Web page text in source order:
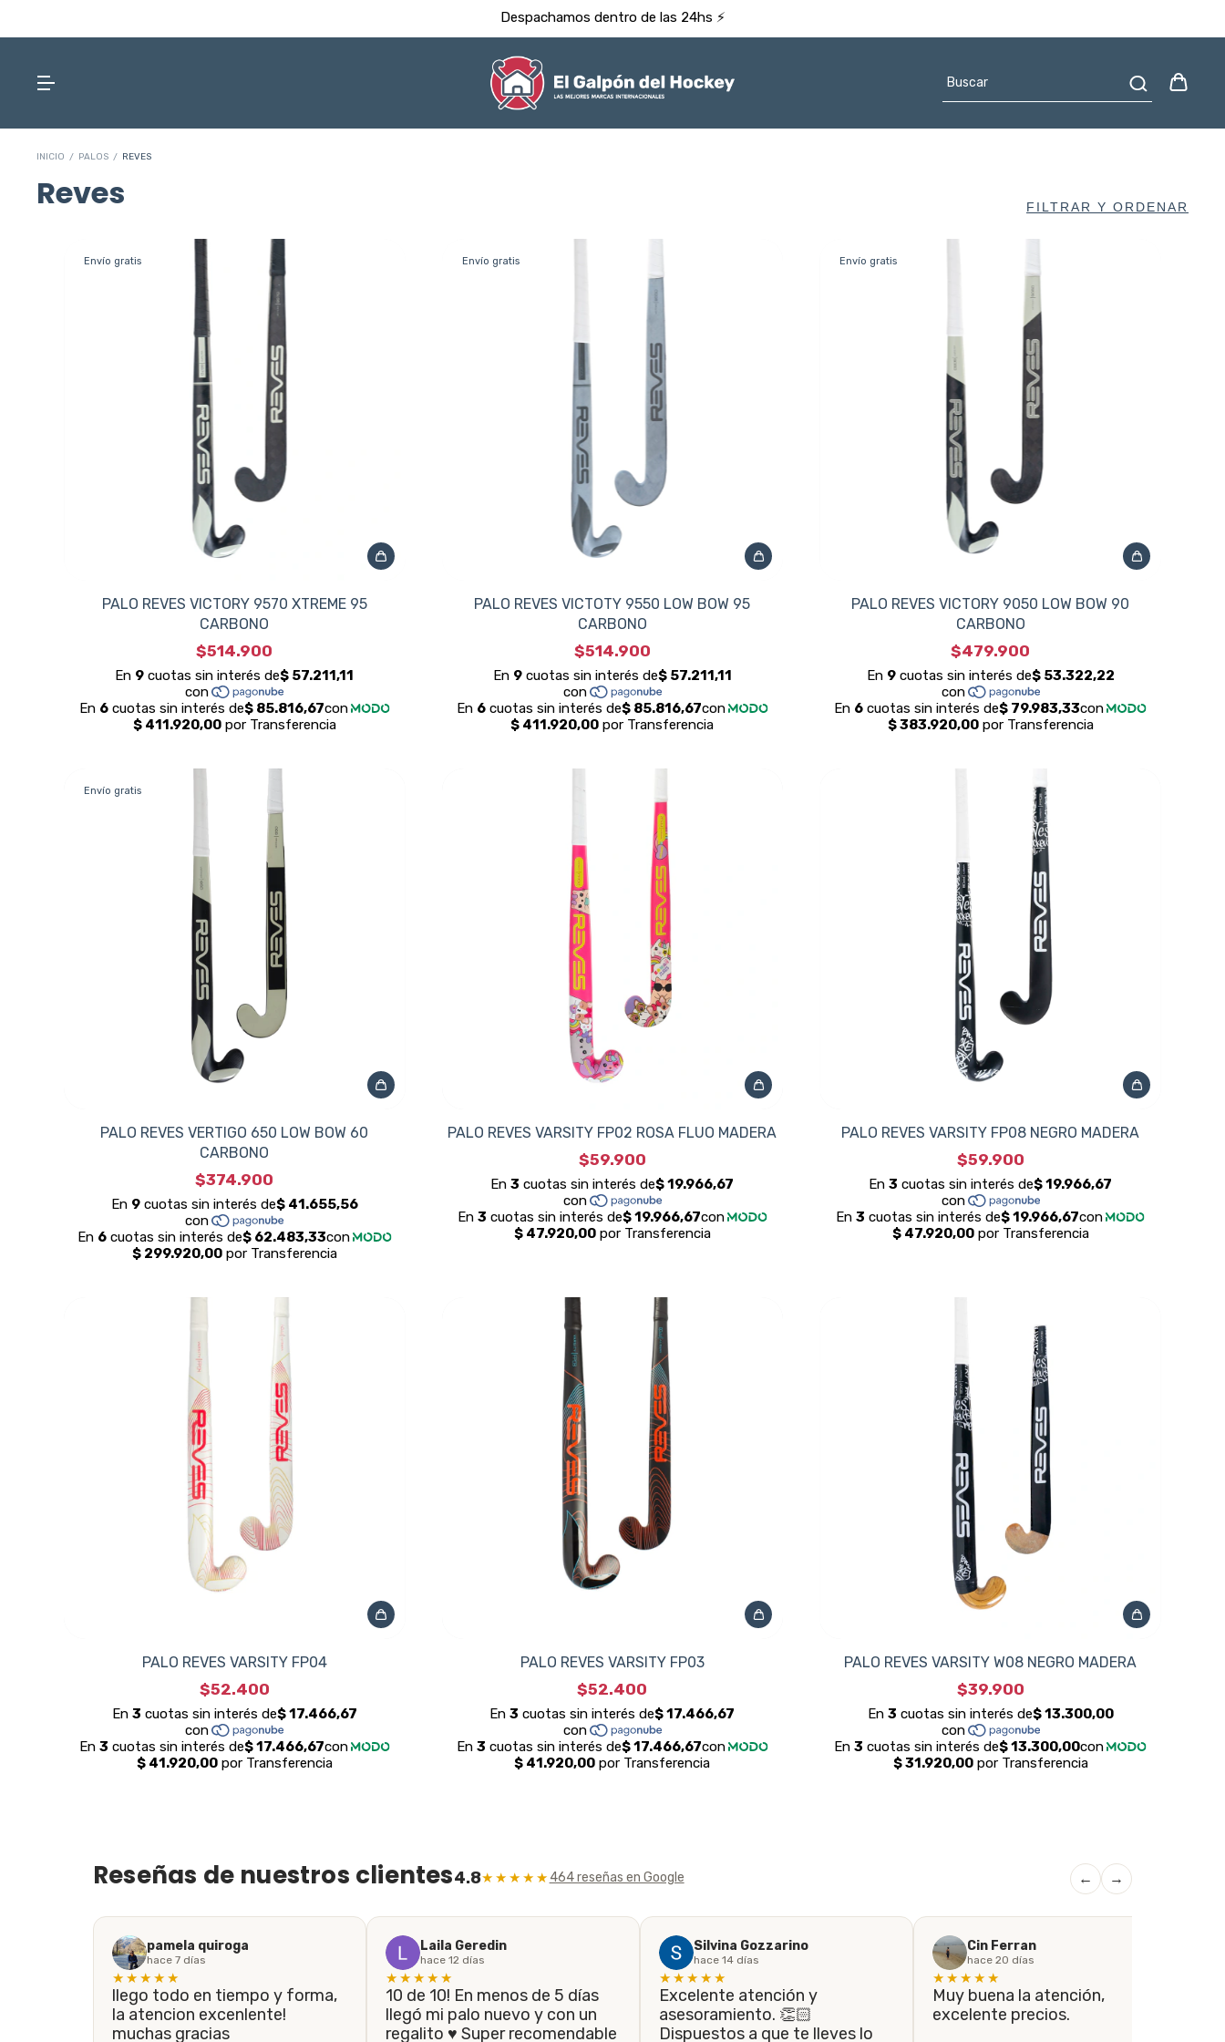
Despachamos dentro de las 24hs ⚡️
INICIO / PALOS / REVES
Reves FILTRAR Y ORDENAR
Envío gratis
PALO REVES VICTORY 9570 XTREME 95
CARBONO
$514.900
Envío gratis
PALO REVES VICTOTY 9550 LOW BOW 95
CARBONO
$514.900
Envío gratis
PALO REVES VICTORY 9050 LOW BOW 90
CARBONO
$479.900
Envío gratis
PALO REVES VERTIGO 650 LOW BOW 60
CARBONO
$374.900
PALO REVES VARSITY FP02 ROSA FLUO MADERA
$59.900
PALO REVES VARSITY FP08 NEGRO MADERA
$59.900
PALO REVES VARSITY FP04
$52.400
PALO REVES VARSITY FP03
$52.400
PALO REVES VARSITY W08 NEGRO MADERA
$39.900
Reseñas de nuestros clientes4.8★★★★★ 464 reseñas en Google ← →
pamela quiroga
hace 7 días
★★★★★
llego todo en tiempo y forma,
la atencion excenlente!
muchas gracias
Laila Geredin
hace 12 días
★★★★★
10 de 10! En menos de 5 días
llegó mi palo nuevo y con un
regalito ♥️ Super recomendable
Silvina Gozzarino
hace 14 días
★★★★★
Excelente atención y
asesoramiento. 👏🏻
Dispuestos a que te lleves lo
Cin Ferran
hace 20 días
★★★★★
Muy buena la atención,
excelente precios.